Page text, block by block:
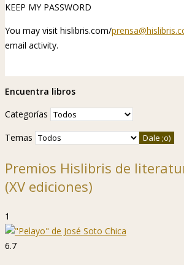
KEEP MY PASSWORD
You may visit hislibris.com/
email activity.
Encuentra libros
Categorías
Temas
Premios Hislibris de
(XV ediciones)
1
6.7